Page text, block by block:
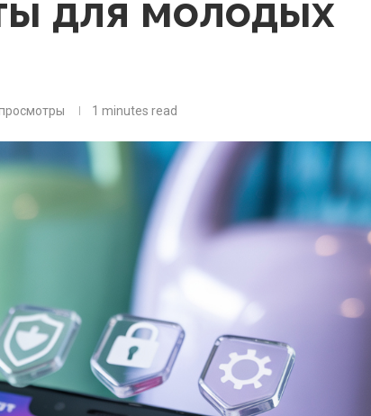
для молодых
1 minutes read